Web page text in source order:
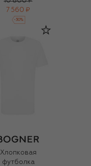
7 560 ₽
-30%
Хлопковая
футболка